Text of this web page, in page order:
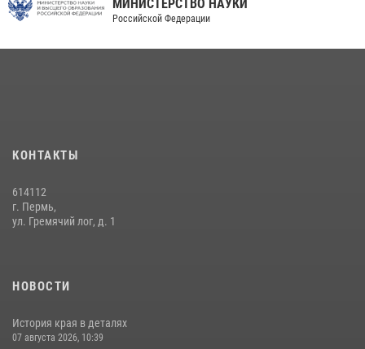
В подразделениях военного института проведено военно-
равноапостольного великого князя Владимира – крестителя Руси,
07 августа 2026, 10:39
МИНИСТЕРСТВО НАУКИ
Российской Федерации
КОНТАКТЫ
614112
г. Пермь,
ул. Гремячий лог, д. 1
НОВОСТИ
История края в деталях
07 августа 2026, 10:39